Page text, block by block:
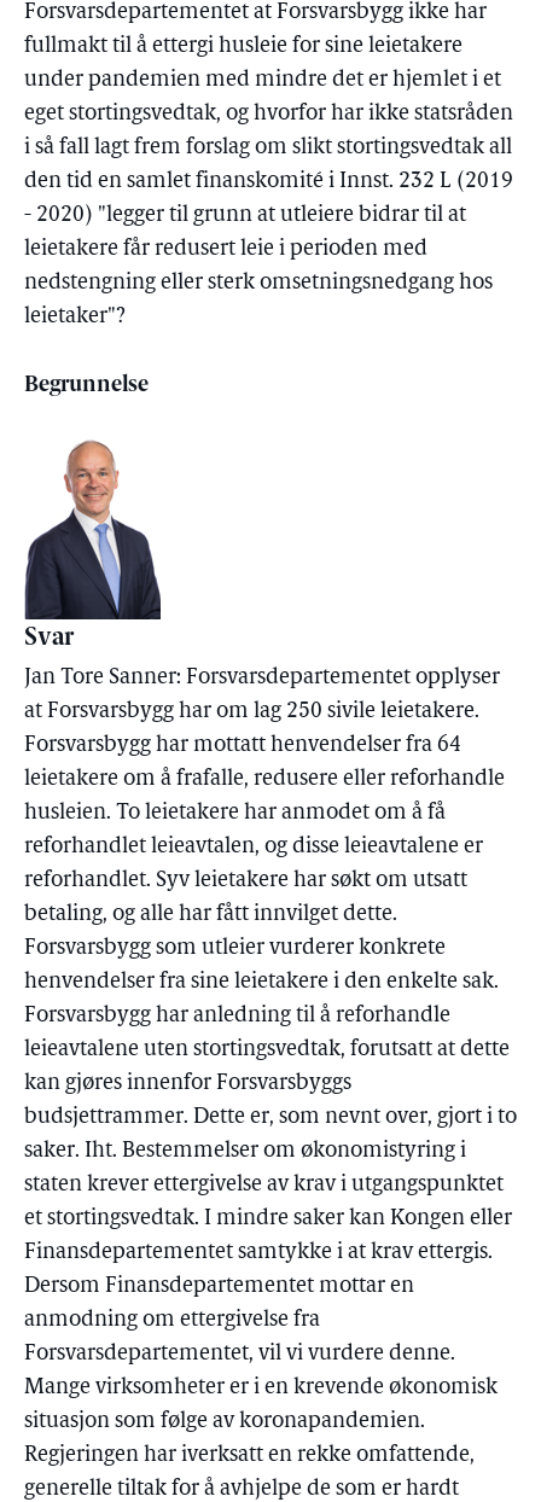
Forsvarsdepartementet at Forsvarsbygg ikke har
fullmakt til å ettergi husleie for sine leietakere
under pandemien med mindre det er hjemlet i et
eget stortingsvedtak, og hvorfor har ikke statsråden
i så fall lagt frem forslag om slikt stortingsvedtak all
den tid en samlet finanskomité i Innst. 232 L (2019
- 2020) "legger til grunn at utleiere bidrar til at
leietakere får redusert leie i perioden med
nedstengning eller sterk omsetningsnedgang hos
leietaker"?
Begrunnelse
Svar
Jan Tore Sanner: Forsvarsdepartementet opplyser
at Forsvarsbygg har om lag 250 sivile leietakere.
Forsvarsbygg har mottatt henvendelser fra 64
leietakere om å frafalle, redusere eller reforhandle
husleien. To leietakere har anmodet om å få
reforhandlet leieavtalen, og disse leieavtalene er
reforhandlet. Syv leietakere har søkt om utsatt
betaling, og alle har fått innvilget dette.
Forsvarsbygg som utleier vurderer konkrete
henvendelser fra sine leietakere i den enkelte sak.
Forsvarsbygg har anledning til å reforhandle
leieavtalene uten stortingsvedtak, forutsatt at dette
kan gjøres innenfor Forsvarsbyggs
budsjettrammer. Dette er, som nevnt over, gjort i to
saker. Iht. Bestemmelser om økonomistyring i
staten krever ettergivelse av krav i utgangspunktet
et stortingsvedtak. I mindre saker kan Kongen eller
Finansdepartementet samtykke i at krav ettergis.
Dersom Finansdepartementet mottar en
anmodning om ettergivelse fra
Forsvarsdepartementet, vil vi vurdere denne.
Mange virksomheter er i en krevende økonomisk
situasjon som følge av koronapandemien.
Regjeringen har iverksatt en rekke omfattende,
generelle tiltak for å avhjelpe de som er hardt